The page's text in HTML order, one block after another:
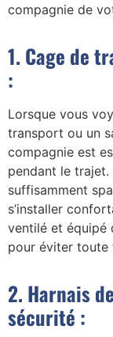
compagnie de
1. Cage de
:
Lorsque vous
transport ou un
compagnie est
pendant le
suffisamment
s’installer
ventilé et équipé
pour éviter toute
2. Harnais
sécurité :